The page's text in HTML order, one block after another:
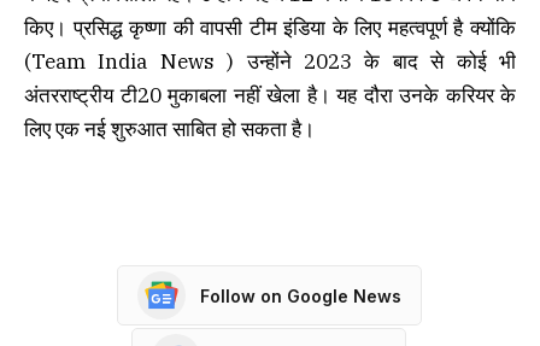
किए। प्रसिद्ध कृष्णा की वापसी टीम इंडिया के लिए महत्वपूर्ण है क्योंकि
(Team India News ) उन्होंने 2023 के बाद से कोई भी
अंतरराष्ट्रीय टी20 मुकाबला नहीं खेला है। यह दौरा उनके करियर के
लिए एक नई शुरुआत साबित हो सकता है।
Follow on Google News